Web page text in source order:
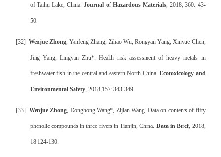
of Taihu Lake, China.Journal of Hazardous Materials, 2018, 360: 43-
50.
[32] Wenjue Zhong, Yanfeng Zhang, Zihao Wu, Rongyan Yang, Xinyue Chen,
Jing Yang, Lingyan Zhu*. Health risk assessment of heavy metals in
freshwater fish in the central and eastern North China. Ecotoxicology and
Environmental Safety, 2018,157: 343-349.
[33] Wenjue Zhong, Donghong Wang*, Zijian Wang. Data on contents of fifty
phenolic compounds in three rivers in Tianjin, China. Data in Brief, 2018,
18:124-130.